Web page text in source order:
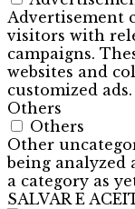
Advertisement
visitors with
campaigns.
websites and
customized ads.
Others
Others
Other
being analyzed
a category as
SALVAR E